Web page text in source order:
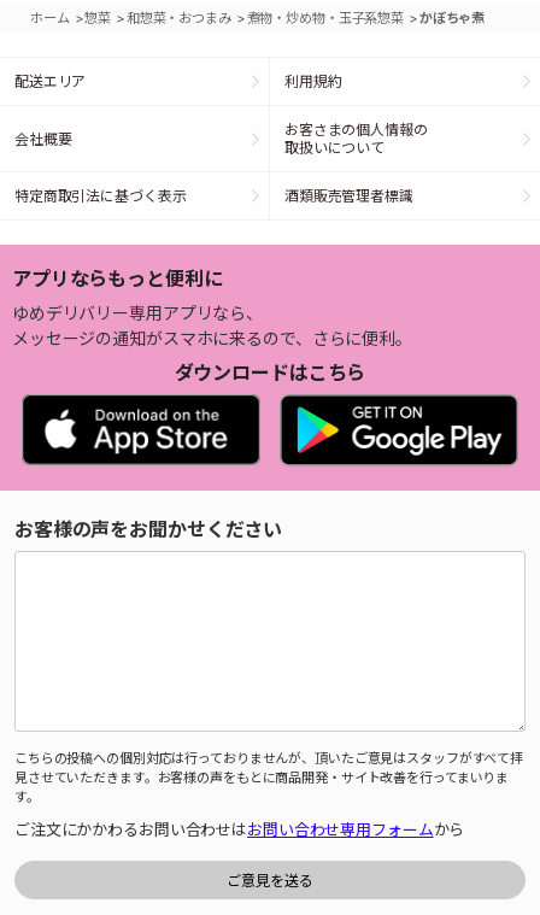
ホーム >惣菜 >和惣菜・おつまみ >煮物・炒め物・玉子系惣菜 >かぼちゃ煮
配送エリア 利用規約
会社概要
お客さまの個人情報の
取扱いについて
特定商取引法に基づく表示 酒類販売管理者標識
アプリならもっと便利に
ゆめデリバリー専用アプリなら、
メッセージの通知がスマホに来るので、さらに便利。
ダウンロードはこちら
お客様の声をお聞かせください
こちらの投稿への個別対応は行っておりませんが、頂いたご意見はスタッフがすべて拝
見させていただきます。お客様の声をもとに商品開発・サイト改善を行ってまいりま
す。
ご注文にかかわるお問い合わせはお問い合わせ専用フォームから